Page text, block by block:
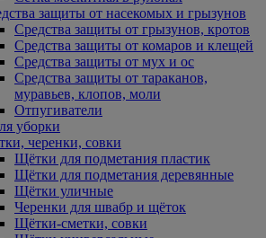
защиты от насекомых и грызунов
Средства защиты от грызунов, кротов
Средства защиты от комаров и клещей
Средства защиты от мух и ос
Средства защиты от тараканов,
муравьев, клопов, моли
Отпугиватели
уборки
черенки, совки
Щётки для подметания пластик
Щётки для подметания деревянные
Щётки уличные
Черенки для швабр и щёток
Щётки-сметки, совки